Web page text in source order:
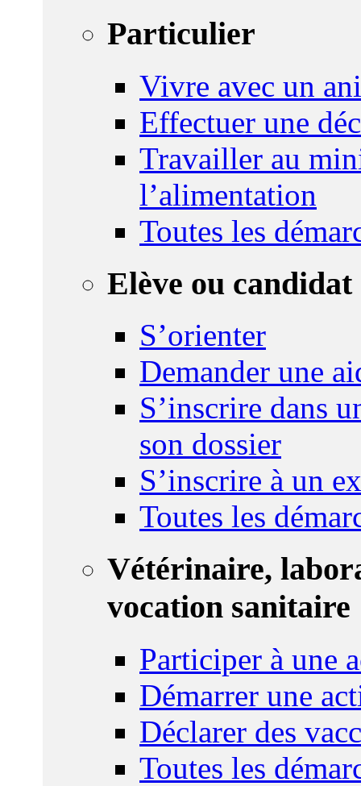
Particulier
Vivre avec un
Effectuer une
Travailler au
l’alimentation
Toutes les
Elève ou candidat
S’orienter
Demander une
S’inscrire dans
son dossier
S’inscrire à un
Toutes les
Vétérinaire,
vocation sanitaire
Participer à une
Démarrer une
Déclarer des
Toutes les